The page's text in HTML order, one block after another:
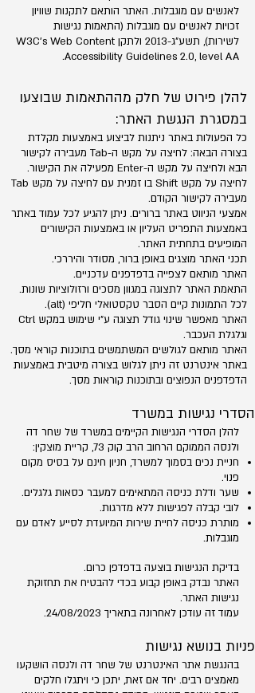
לאנשים עם מוגבלות. האתר הותאם לתקנות שוויון
זכויות לאנשים עם מוגבלות (התאמות נגישות
לשירות), תשע"ג-2013 ולתקן W3C's Web Content
Accessibility Guidelines 2.0, level AA.
להלן פירוט של חלק מההתאמות שבוצעו
במסגרת הנגשת האתר:
כל הפעולות באתר ניתנות לביצוע באמצעות מקלדת
בצורה הבאה: לחיצה על מקש ה-Tab מעבירה לקישור
הבא ולחיצה על מקש ה-Enter מפעילה את הקישור.
לחיצה על מקש Shift בו זמנית עם לחיצה על מקש Tab
מעבירה לקישור הקודם.
אמצעי הניווט באתר ברורים. ניתן להגיע לכל עמוד באתר
באמצעות התפריט העליון או באמצעות הקישורים
המופיעים בתחתית האתר.
תכני האתר מוצגים באופן ברור, מסודר והיררכי.
האתר מותאם לצפייה בדפדפנים עדכניים.
התאמת האתר לתצוגה במגוון מסכים ורזולוציות שונות.
לכל התמונות קיים הסבר טקסטואלי חליפי (alt).
האתר מאפשר שינוי גודל תצוגה ע"י שימוש במקש Ctrl
וגלגלת העכבר.
האתר מותאם לגולשים המשתמשים בתוכנות קוראי מסך.
באתר אינטרנט זה ניתן לגלוש בצורה מיטבית באמצעות
הדפדפנים הנפוצים ובתוכנות קוראות מסך.
הסדרי נגישות במשרד
להלן הסדרי הנגישות הקיימים במשרד של שחר דה
ולנסה הממוקם הרחוב הרב קוק 73, קריית מוצקין:
חניית נכים בסמוך למשרד, חניון חינם על בסיס מקום
פנוי.
שער ודלת כניסה המתאימים למעבר כסאות גלגלים.
לובי קבלה לפגישות ללא מדרגות.
מותרת כניסה לחיית שירות המיועדת לסייע לאדם עם
מוגבלות.
בדיקת הנגישות בוצעה בדפדפן כרום.
האתר נבדק באופן קבוע בכדי להבטיח את תחזוקת
נגישות האתר.
עמוד זה עודכן לאחרונה בתאריך 24/08/2023.
פניות בנושא נגישות
בהנגשת אתר האינטרנט של שחר דה ולנסה הושקעו
מאמצים רבים. יחד אם זאת, יתכן כי ויתגלו חלקים